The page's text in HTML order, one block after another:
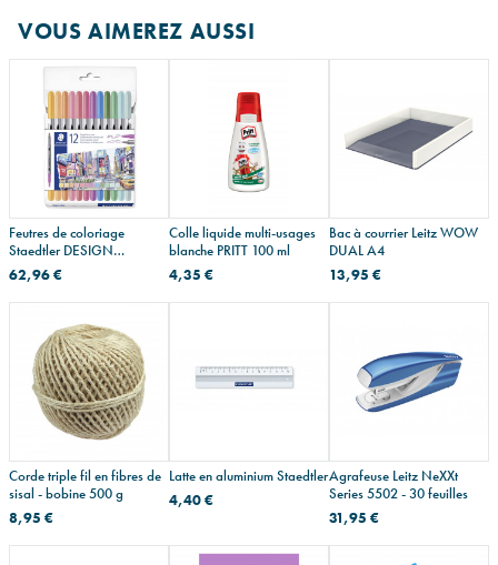
VOUS AIMEREZ AUSSI
Feutres de coloriage
Staedtler DESIGN
JOURNEY à double pointe
62,96 €
Colle liquide multi-usages
blanche PRITT 100 ml
4,35 €
Bac à courrier Leitz WOW
DUAL A4
13,95 €
Corde triple fil en fibres de
sisal - bobine 500 g
8,95 €
Latte en aluminium Staedtler
4,40 €
Agrafeuse Leitz NeXXt
Series 5502 - 30 feuilles
31,95 €